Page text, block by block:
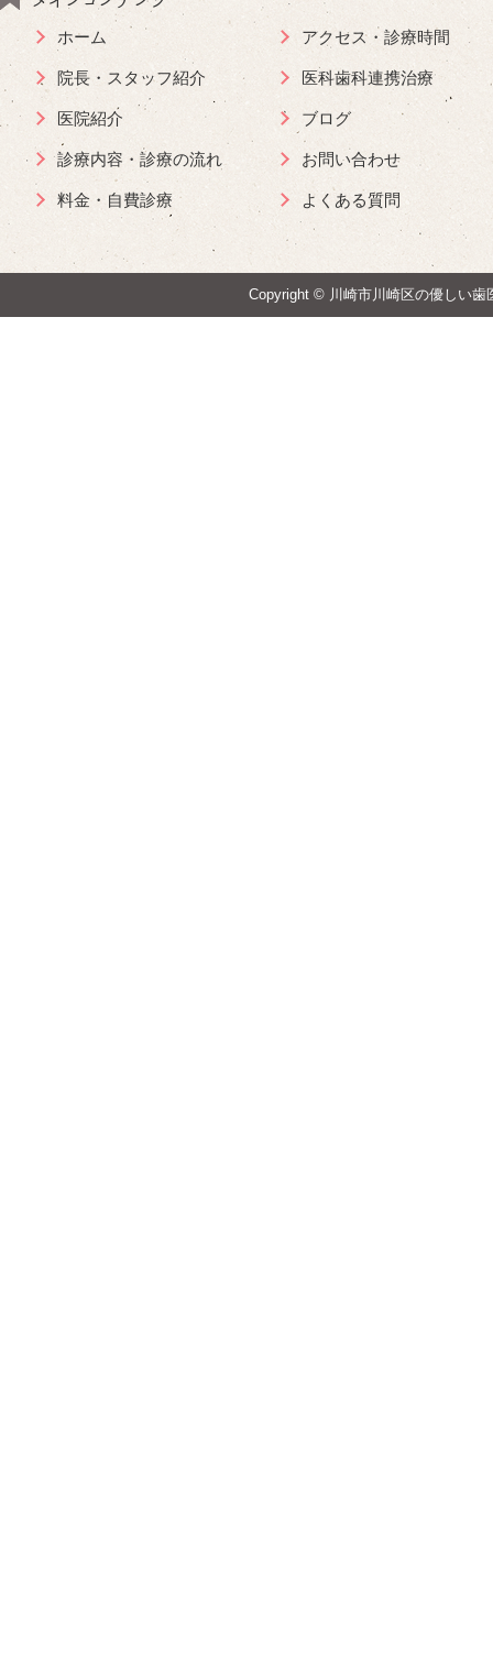
ホーム
院長・スタッフ紹介
医院紹介
診療内容・診療の流れ
料金・自費診療
アクセス・診療時間
医科歯科連携治療
ブログ
お問い合わせ
よくある質問
Copyright © 川崎市川崎区の優しい